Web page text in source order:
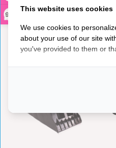
9,3
This website uses cookies
We use cookies to
about your use of our site
you've provided to them or